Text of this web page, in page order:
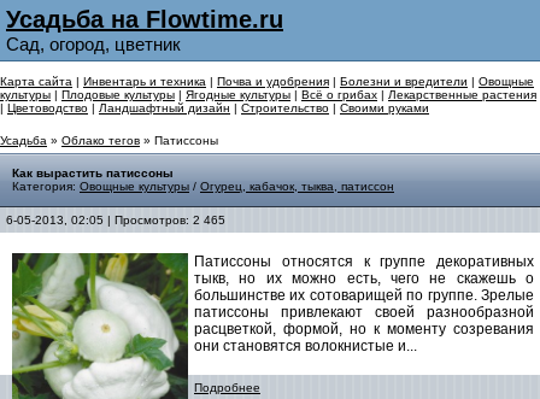
Усадьба на Flowtime.ru
Сад, огород, цветник
Карта сайта | Инвентарь и техника | Почва и удобрения | Болезни и вредители | Овощные
культуры | Плодовые культуры | Ягодные культуры | Всё о грибах | Лекарственные растения
| Цветоводство | Ландшафтный дизайн | Строительство | Своими руками
Усадьба » Облако тегов » Патиссоны
Как вырастить патиссоны
Категория: Овощные культуры / Огурец, кабачок, тыква, патиссон
6-05-2013, 02:05 | Просмотров: 2 465
Патиссоны относятся к группе декоративных
тыкв, но их можно есть, чего не скажешь о
большинстве их сотоварищей по группе. Зрелые
патиссоны привлекают своей разнообразной
расцветкой, формой, но к моменту созревания
они становятся волокнистые и...
Подробнее